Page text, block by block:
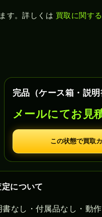
す。詳しくは 買取に関す
完品（ケース箱・説明
メールにてお見
この状態で買取
について
なし・付属品なし・動